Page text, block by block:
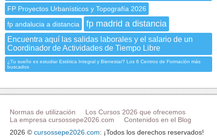
FP Proyectos Urbanísticos y Topografía 2026
fp andalucia a distancia
fp madrid a distancia
Encuentra aquí las salidas laborales y el salario de un
Coordinador de Actividades de Tiempo Libre
¿Tu sueño es estudiar Estética Integral y Bienestar? Los 6 Centros de Formación más
buscados
Normas de utilización
Los Cursos 2026 que ofrecemos
La empresa cursossepe2026.com
Contenidos en el Blog
2026 © cursossepe2026.com: ¡Todos los derechos reservados!